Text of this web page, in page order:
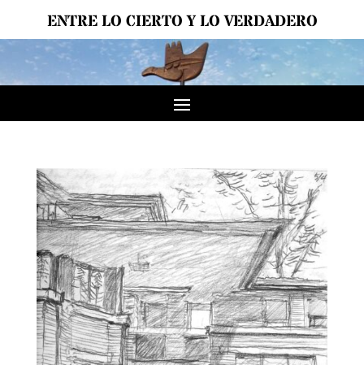
ENTRE LO CIERTO Y LO VERDADERO